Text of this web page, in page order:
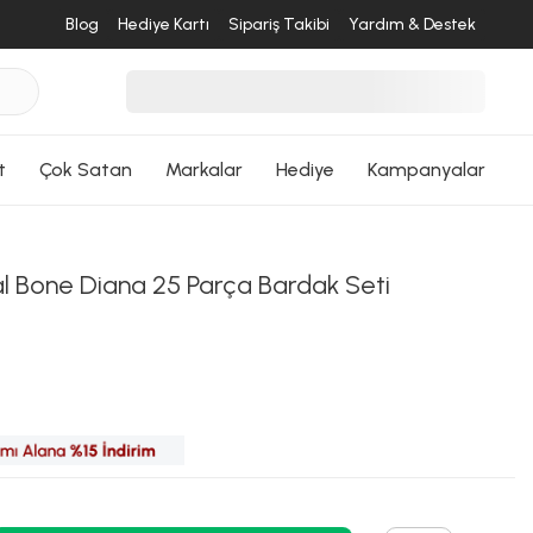
Blog Hediye Kartı Sipariş Takibi Yardım & Destek
Çok Satan Markalar Hediye Kampanyalar
Bone Diana 25 Parça Bardak Seti